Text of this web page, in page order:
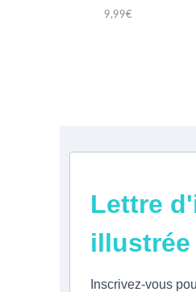
9,99€
Lettre
illustrée
Inscrivez-vous